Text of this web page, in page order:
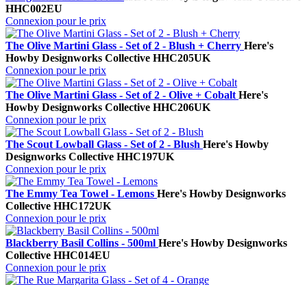
HHC002EU
Connexion pour le prix
The Olive Martini Glass - Set of 2 - Blush + Cherry Here's
Howby Designworks Collective HHC205UK
Connexion pour le prix
The Olive Martini Glass - Set of 2 - Olive + Cobalt Here's
Howby Designworks Collective HHC206UK
Connexion pour le prix
The Scout Lowball Glass - Set of 2 - Blush Here's Howby
Designworks Collective HHC197UK
Connexion pour le prix
The Emmy Tea Towel - Lemons Here's Howby Designworks
Collective HHC172UK
Connexion pour le prix
Blackberry Basil Collins - 500ml Here's Howby Designworks
Collective HHC014EU
Connexion pour le prix